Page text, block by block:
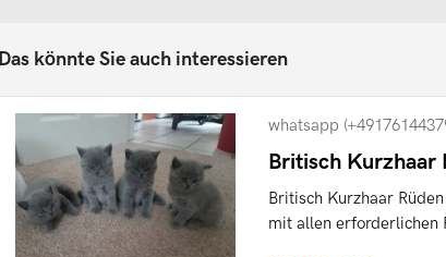
Das könnte Sie auch interessieren
whatsapp
Britisch Kurzhaar
Britisch Kurzhaar
mit allen erforderlichen